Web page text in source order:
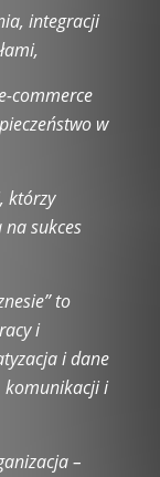
webowych
integracji
commerce
w
którzy
sukces
to
i
i dane
komunikacji i
–